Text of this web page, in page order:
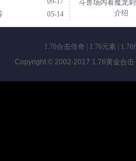
05-14
斗兽场内看魔龙
介绍
1.76合击传奇 1.76元素
1.76
Copyright © 2002-2017 1.76黄金合击